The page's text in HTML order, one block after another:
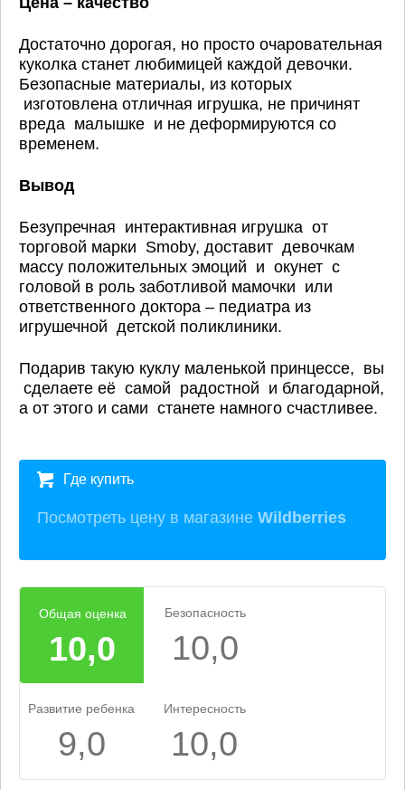
Достаточно дорогая, но просто очаровательная
куколка станет любимицей каждой девочки.
Безопасные материалы, из которых
изготовлена отличная игрушка, не причинят
вреда малышке и не деформируются со
временем.
Вывод
Безупречная интерактивная игрушка от
торговой марки Smoby, доставит девочкам
массу положительных эмоций и окунет с
головой в роль заботливой мамочки или
ответственного доктора – педиатра из
игрушечной детской поликлиники.
Подарив такую куклу маленькой принцессе, вы
сделаете её самой радостной и благодарной,
а от этого и сами станете намного счастливее.
Где купить
Посмотреть цену в магазине Wildberries
Общая оценка
10,0
Безопасность
10,0
Развитие ребенка
9,0
Интересность
10,0